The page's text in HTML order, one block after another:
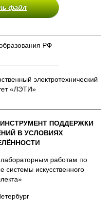
файл
РФ
электротехнический
«ЛЭТИ»
ПОДДЕРЖКИ
В УСЛОВИЯХ
лабораторным работам по
системы искусственного